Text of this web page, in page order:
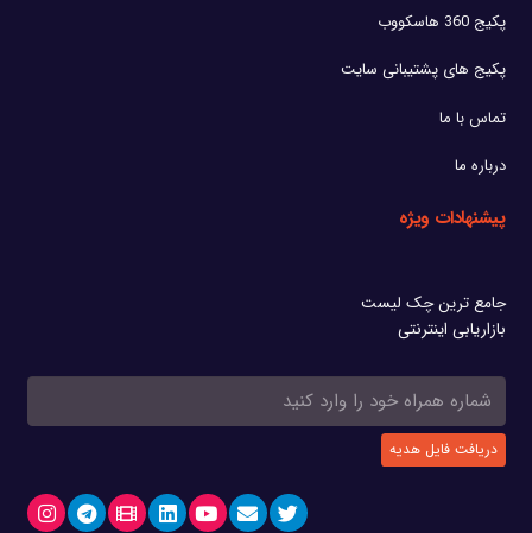
پکیج 360 هاسکووب
پکیج های پشتیبانی سایت
تماس با ما
درباره ما
پیشنهادات ویژه
جامع ترین چک لیست
بازاریابی اینترنتی